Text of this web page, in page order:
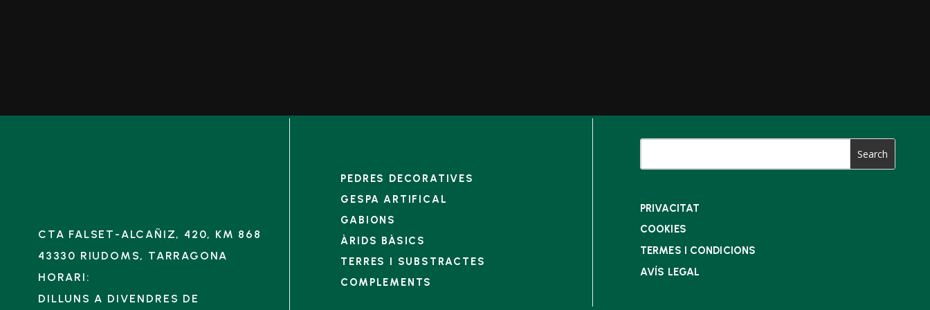
CTA FALSET-ALCAÑIZ, 420, KM 868
43330 RIUDOMS, TARRAGONA
HORARI:
DILLUNS A DIVENDRES DE
PEDRES DECORATIVES
GESPA ARTIFICAL
GABIONS
ÀRIDS BÀSICS
TERRES I SUBSTRACTES
COMPLEMENTS
PRIVACITAT
COOKIES
TERMES I CONDICIONS
AVÍS LEGAL